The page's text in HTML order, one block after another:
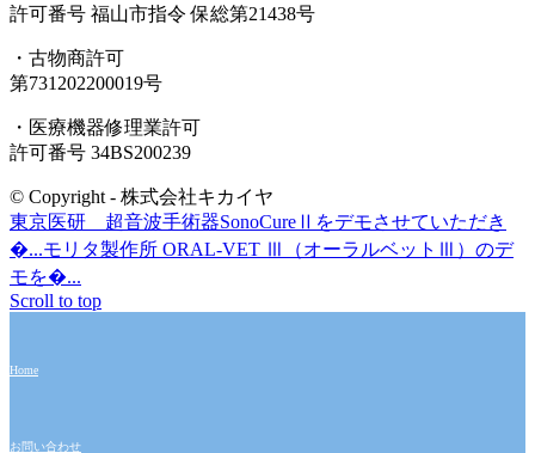
許可番号 福山市指令 保総第21438号
・古物商許可
第731202200019号
・医療機器修理業許可
許可番号 34BS200239
© Copyright - 株式会社キカイヤ
東京医研 超音波手術器SonoCureⅡをデモさせていただき
�...モリタ製作所 ORAL-VET Ⅲ（オーラルベットⅢ）のデ
モを�...
Scroll to top
Home
お問い合わせ